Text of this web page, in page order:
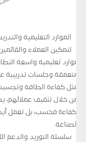
الموارد التعليمية والتدريب
لتمكين العملاء
موارد تعليمية واسعة
من خلال تثقيف عملائهم،
بكفاءة فحسب، بل تعمل أيضًا
الصناعة.
سلسلة التوريد والدعم